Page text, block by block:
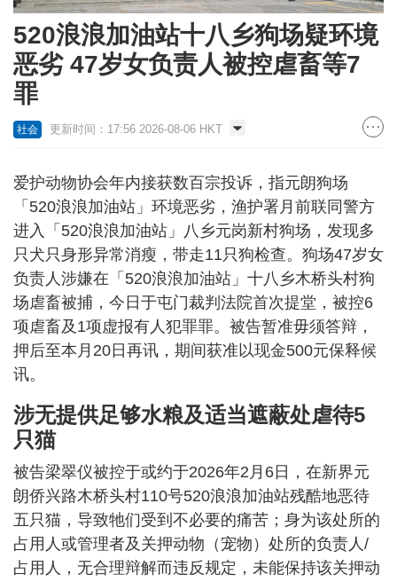
520浪浪加油站十八乡狗场疑环境
恶劣 47岁女负责人被控虐畜等7
罪
社会 更新时间：17:56 2026-08-06 HKT
爱护动物协会年内接获数百宗投诉，指元朗狗场
「520浪浪加油站」环境恶劣，渔护署月前联同警方
进入「520浪浪加油站」八乡元岗新村狗场，发现多
只犬只身形异常消瘦，带走11只狗检查。狗场47岁女
负责人涉嫌在「520浪浪加油站」十八乡木桥头村狗
场虐畜被捕，今日于屯门裁判法院首次提堂，被控6
项虐畜及1项虚报有人犯罪罪。被告暂准毋须答辩，
押后至本月20日再讯，期间获准以现金500元保释候
讯。
涉无提供足够水粮及适当遮蔽处虐待5
只猫
被告梁翠仪被控于或约于2026年2月6日，在新界元
朗侨兴路木桥头村110号520浪浪加油站残酷地恶待
五只猫，导致牠们受到不必要的痛苦；身为该处所的
占用人或管理者及关押动物（宠物）处所的负责人/
占用人，无合理辩解而违反规定，未能保持该关押动